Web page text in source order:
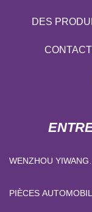
DES
WENZHOU YIWANG
CO., LTD
PIÈCES